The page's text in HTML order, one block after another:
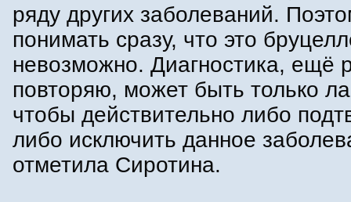
ряду других заболеваний.
понимать сразу, что это
невозможно. Диагностика, ещё
повторяю, может быть только
чтобы действительно либо
либо исключить данное
отметила Сиротина.